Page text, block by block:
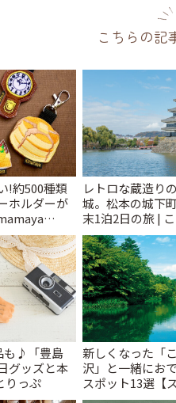
こちらの記
!約500種類
ホルダーが
レトロな蔵造り
城。松本の城下
末1泊2日の旅 |
も♪「豊島
グッズと本
りっぷ
新しくなった「
沢」と一緒にお
スポット13選【
催中】 | ことり